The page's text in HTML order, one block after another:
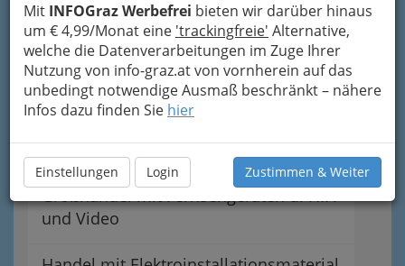
Mit INFOGraz Werbefrei bieten wir darüber hinaus
um € 4,99/Monat eine 'trackingfreie' Alternative,
welche die Datenverarbeitungen im Zuge Ihrer
Nutzung von info-graz.at von vornherein auf das
unbedingt notwendige Ausmaß beschränkt – nähere
Infos dazu finden Sie hier
Einstellungen Login Zustimmen & Weiter
Einzelhandel mit Fernsehgeräten u.
HIFI und Video
Elektrogeräteeinzelhandel
Elektrogroßhandel
Großhandel mit Fernsehgeräten u. HIFI
und Video